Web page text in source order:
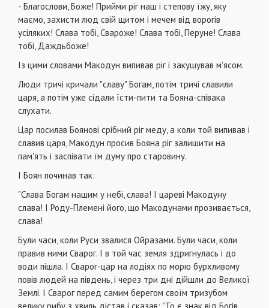
- Благослови, Боже! Прийми ріг наш і степову їжу, яку
маємо, захисти люд свій щитом і мечем від ворогів
усіляких! Слава тобі, Свароже! Слава тобі, Перуне! Слава
тобі, Даждьбоже!
Із цими словами Макодун випивав ріг і закушував м'ясом.
Люди тричі кричали "славу" Богам, потім тричі славили
царя, а потім уже сідали їсти-пити та Бояна-співака
слухати.
Цар посилав Боянові срібний ріг меду, а коли той випивав і
славив царя, Макодун просив Бояна ріг залишити на
пам'ять і заспівати їм думу про старовину.
І Боян починав так:
"Слава Богам нашим у небі, слава! І цареві Макодуну
слава! І Роду-Племені його, що Макодунами прозивається,
слава!
Були часи, коли Руси звалися Ойразами. Були часи, коли
правив ними Сварог. І в той час земля здригнулась і до
води пішла. І Сварог-цар на лодіях по морю бурхливому
повів людей на південь, і через три дні дійшли до Великої
Землі. І Сварог перед самим берегом своїм тризубом